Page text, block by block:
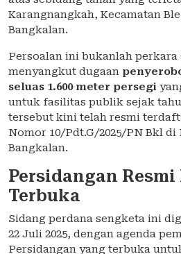
Karangnangkah, Kecamatan
Bangkalan.
Persoalan ini bukanlah perkara
menyangkut dugaan
seluas 1.600 meter persegi
untuk fasilitas publik sejak
tersebut kini telah resmi
Nomor 10/Pdt.G/2025/PN Bkl
Bangkalan.
Persidangan
Terbuka
Sidang perdana sengketa ini
22 Juli 2025, dengan agenda
Persidangan yang terbuka